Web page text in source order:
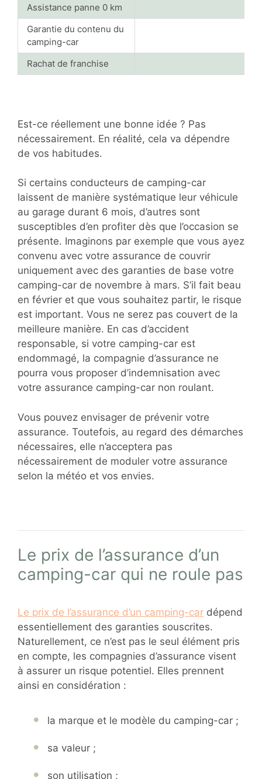
Assistance panne 0 km
Garantie du contenu du
camping-car
Rachat de franchise
Est-ce réellement une bonne idée ? Pas
nécessairement. En réalité, cela va dépendre
de vos habitudes.
Si certains conducteurs de camping-car
laissent de manière systématique leur véhicule
au garage durant 6 mois, d’autres sont
susceptibles d’en profiter dès que l’occasion se
présente. Imaginons par exemple que vous ayez
convenu avec votre assurance de couvrir
uniquement avec des garanties de base votre
camping-car de novembre à mars. S’il fait beau
en février et que vous souhaitez partir, le risque
est important. Vous ne serez pas couvert de la
meilleure manière. En cas d’accident
responsable, si votre camping-car est
endommagé, la compagnie d’assurance ne
pourra vous proposer d’indemnisation avec
votre assurance camping-car non roulant.
Vous pouvez envisager de prévenir votre
assurance. Toutefois, au regard des démarches
nécessaires, elle n’acceptera pas
nécessairement de moduler votre assurance
selon la météo et vos envies.
Le prix de l’assurance d’un
camping-car qui ne roule pas
Le prix de l’assurance d’un camping-car dépend
essentiellement des garanties souscrites.
Naturellement, ce n’est pas le seul élément pris
en compte, les compagnies d’assurance visent
à assurer un risque potentiel. Elles prennent
ainsi en considération :
la marque et le modèle du camping-car ;
sa valeur ;
son utilisation ;